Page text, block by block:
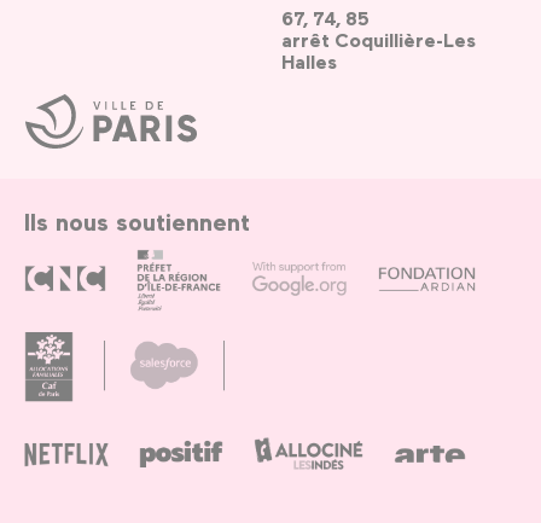
Ville
de
Paris
67, 74, 85
arrêt Coquillière-Les
Halles
Ils nous soutiennent